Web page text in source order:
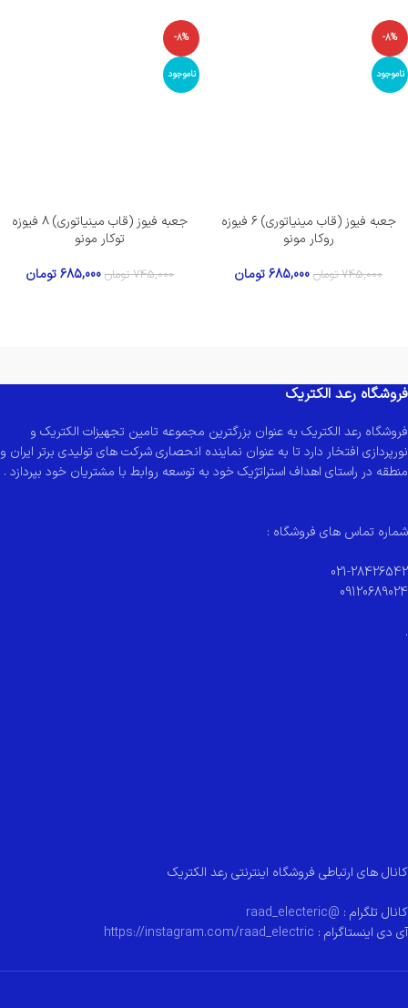
-8%
ناموجود
جعبه فیوز (قاب مینیاتوری) ۶ فیوزه
روکار مونو
745,000 تومان 685,000تومان
-8%
ناموجود
جعبه فیوز (قاب مینیاتوری) ۸ فیوزه
توکار مونو
745,000 تومان 685,000تومان
فروشگاه رعد الکتریک
فروشگاه رعد الکتریک به عنوان بزرگترین مجموعه تامین تجهیزات الکتریک و
نورپردازی افتخار دارد تا به عنوان نماینده انحصاری شرکت های تولیدی برتر ایران و
منطقه در راستای اهداف استراتژیک خود به توسعه روابط با مشتریان خود بپردازد .
شماره تماس های فروشگاه :
021-28426542
09120689024
.
کانال های ارتباطی فروشگاه اینترنتی رعد الکتریک
کانال تلگرام : @raad_electeric
آی دی اینستاگرام : https://instagram.com/raad_electric